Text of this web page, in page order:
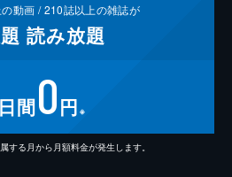
動画 /210誌以上の雑誌が
読み放題
日間0円 ※
する月から月額料金が発生します。